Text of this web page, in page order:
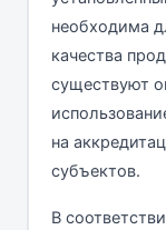
необходима
качества
существуют
на
субъектов.
В